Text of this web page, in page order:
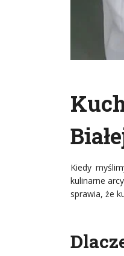
Kiedy
kulinarne
sprawia, że